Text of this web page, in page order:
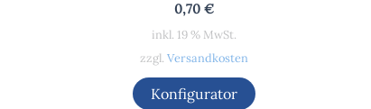
0,70 €
inkl. 19 % MwSt.
zzgl. Versandkosten
Konfigurator